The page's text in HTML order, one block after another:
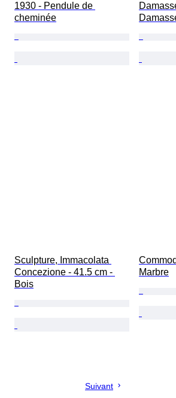
1930 - Pendule de
cheminée
Sculpture, Immacolata
Concezione - 41.5 cm -
Bois
Marbre
Suivant